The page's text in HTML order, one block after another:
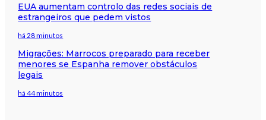
EUA aumentam controlo das redes sociais de
estrangeiros que pedem vistos
há 28 minutos
Migrações: Marrocos preparado para receber
menores se Espanha remover obstáculos
legais
há 44 minutos